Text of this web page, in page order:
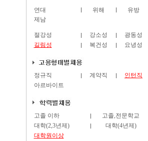
연대
위해
유방
제남
절강성 강소성
광동성
길림성
복건성 요녕성
정규직 계약직
인턴직
아르바이트
고졸 이하
고졸,전문학교
대학(2,3년제)
대학(4년제)
대학원이상